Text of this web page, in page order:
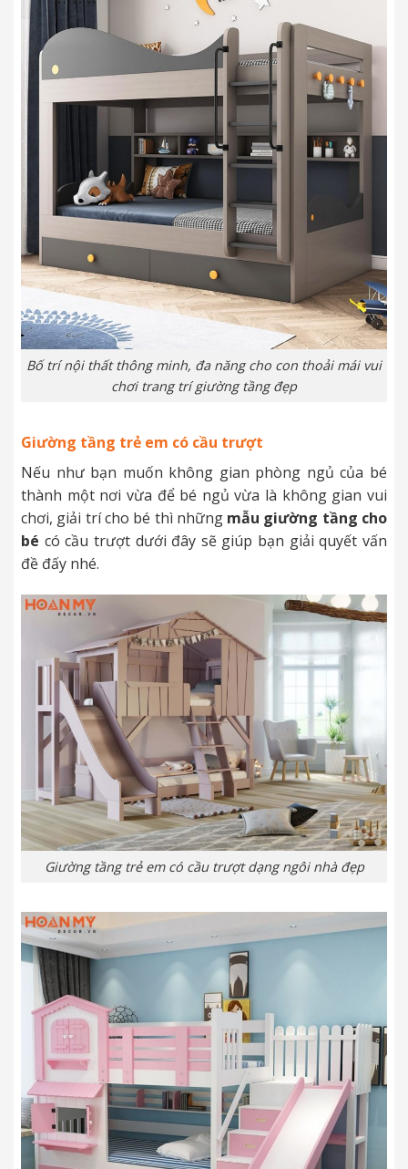
Bố trí nội thất thông minh, đa năng cho con thoải mái vui
chơi trang trí giường tầng đẹp
Giường tầng trẻ em có cầu trượt
Nếu như bạn muốn không gian phòng ngủ của bé
thành một nơi vừa để bé ngủ vừa là không gian vui
chơi, giải trí cho bé thì những mẫu giường tầng cho
bé có cầu trượt dưới đây sẽ giúp bạn giải quyết vấn
đề đấy nhé.
Giường tầng trẻ em có cầu trượt dạng ngôi nhà đẹp